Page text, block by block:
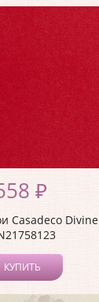
₽
Casadeco Divine
КУПИТЬ